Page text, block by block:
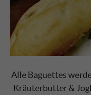
Alle Baguettes
Kräuterbutter &